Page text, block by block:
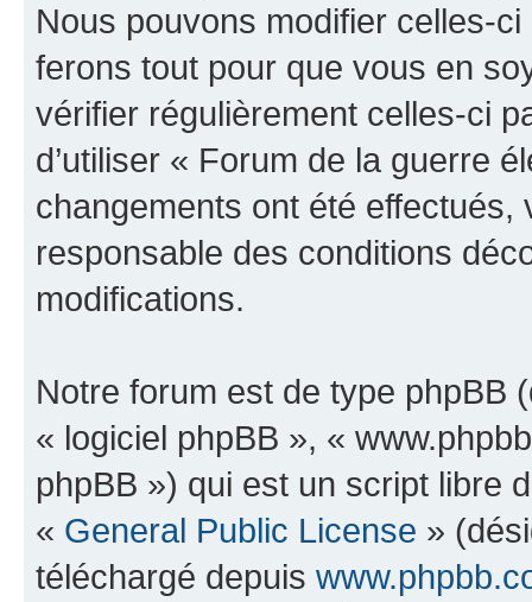
Nous pouvons modifier celles-
ferons tout pour que vous en
vérifier régulièrement celles-ci
d’utiliser « Forum de la guerre
changements ont été effectués,
responsable des conditions
modifications.
Notre forum est de type phpBB
« logiciel phpBB », «
phpBB ») qui est un script libre
« General Public License »
téléchargé depuis